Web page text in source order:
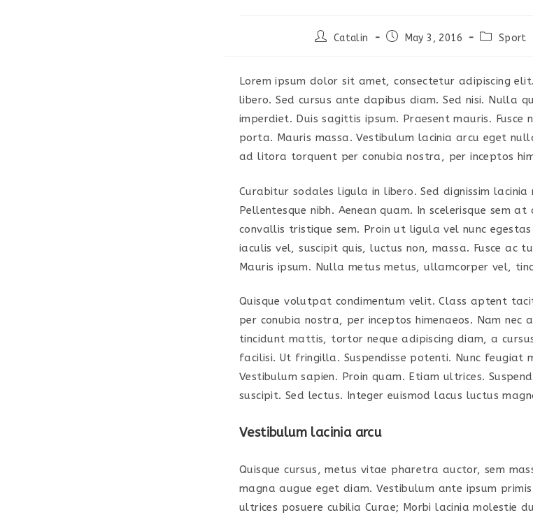
Catalin May 3, 2016 Sport
Lorem ipsum dolor sit amet, consectetur adipiscing
libero. Sed cursus ante dapibus diam. Sed nisi. Nulla
imperdiet. Duis sagittis ipsum. Praesent mauris. Fusce
porta. Mauris massa. Vestibulum lacinia arcu eget
ad litora torquent per conubia nostra, per inceptos
Curabitur sodales ligula in libero. Sed dignissim
Pellentesque nibh. Aenean quam. In scelerisque sem
convallis tristique sem. Proin ut ligula vel nunc
iaculis vel, suscipit quis, luctus non, massa. Fusce ac
Mauris ipsum. Nulla metus metus, ullamcorper vel,
Quisque volutpat condimentum velit. Class aptent
per conubia nostra, per inceptos himenaeos. Nam nec
tincidunt mattis, tortor neque adipiscing diam, a
facilisi. Ut fringilla. Suspendisse potenti. Nunc feugiat
Vestibulum sapien. Proin quam. Etiam ultrices.
suscipit. Sed lectus. Integer euismod lacus luctus
Vestibulum lacinia arcu
Quisque cursus, metus vitae pharetra auctor, sem
magna augue eget diam. Vestibulum ante ipsum
ultrices posuere cubilia Curae; Morbi lacinia molestie